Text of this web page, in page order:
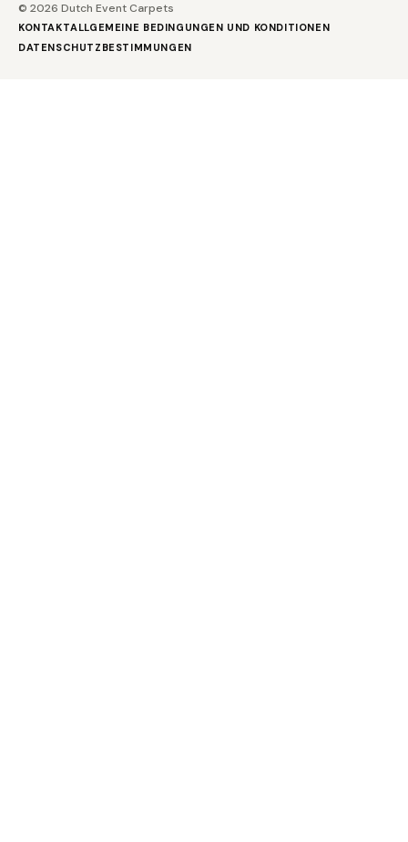
© 2026 Dutch Event Carpets
KONTAKTALLGEMEINE BEDINGUNGEN UND KONDITIONEN
DATENSCHUTZBESTIMMUNGEN